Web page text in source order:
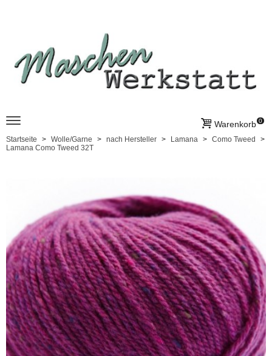
Warenkorb 0
Startseite Wolle/Garne nach Hersteller Lamana
Como Tweed
Lamana Como Tweed 32T